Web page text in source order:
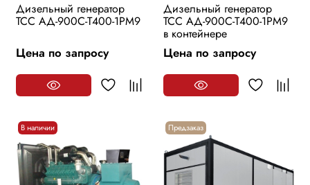
Дизельный генератор
ТСС АД-900С-Т400-1РМ9
Цена по запросу
Дизельный генератор
ТСС АД-900С-Т400-1РМ9
в контейнере
Цена по запросу
В наличии Предзаказ